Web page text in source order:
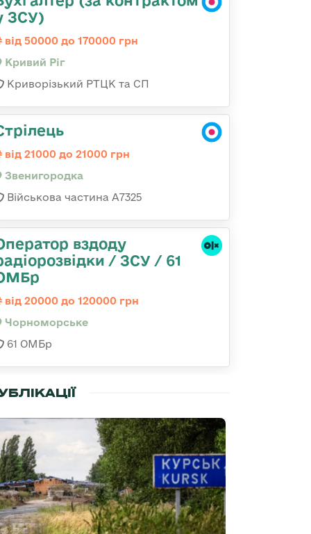
ЗСУ)
від 50000 до 170000 грн
Кривий Ріг
Криворізький РТЦК та СП
від 21000 до 21000 грн
Звенигородка
Військова частина А7325
вздоду
/ ЗСУ / 61
від 20000 до 120000 грн
Чорноморське
61 ОМБр